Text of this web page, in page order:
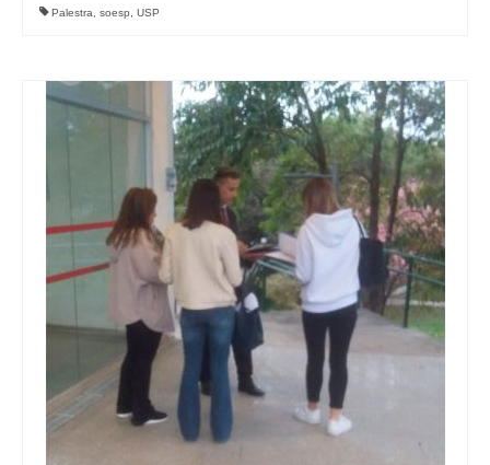
Palestra soesp USP